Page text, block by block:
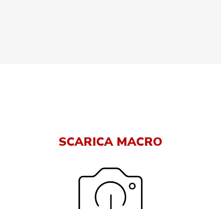
SCARICA MACRO